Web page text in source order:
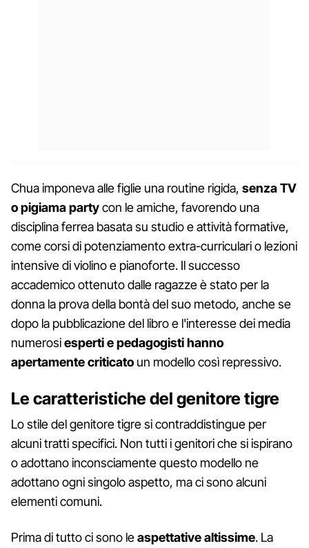
Chua imponeva alle figlie una routine rigida, senza TV
o pigiama partycon le amiche, favorendo una
disciplina ferrea basata su studio e attività formative,
come corsi di potenziamento extra-curriculari o lezioni
intensive di violino e pianoforte. Il successo
accademico ottenuto dalle ragazze è stato per la
donna la prova della bontà del suo metodo, anche se
dopo la pubblicazione del libro e l'interesse dei media
numerosiesperti e pedagogisti hanno
apertamente criticato un modello così repressivo.
Le caratteristiche del genitore tigre
Lo stile del genitore tigre si contraddistingue per
alcuni tratti specifici. Non tutti i genitori che si ispirano
o adottano inconsciamente questo modello ne
adottano ogni singolo aspetto, ma ci sono alcuni
elementi comuni.
Prima di tutto ci sono leaspettative altissime. La